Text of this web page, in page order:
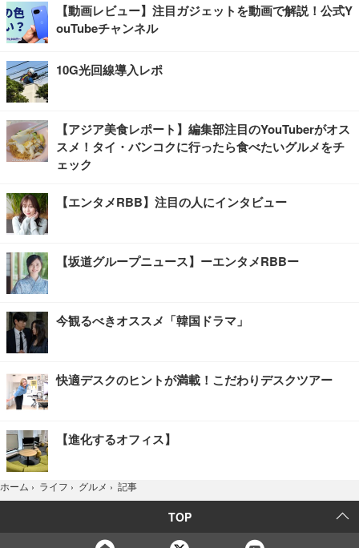
【動画レビュー】注目ガジェットを動画で解説！公式Y
ouTubeチャンネル
10G光回線導入レポ
【アジア美食レポート】編集部注目のYouTuberがオス
スメ！タイ・バンコクに行ったら食べたいグルメをチ
ェック
【エンタメRBB】注目の人にインタビュー
【坂道グループニュース】ーエンタメRBBー
今観るべきオススメ「韓国ドラマ」
快適デスクのヒントが満載！こだわりデスクツアー
【進化するオフィス】
ホーム › ライフ › グルメ › 記事
TOP